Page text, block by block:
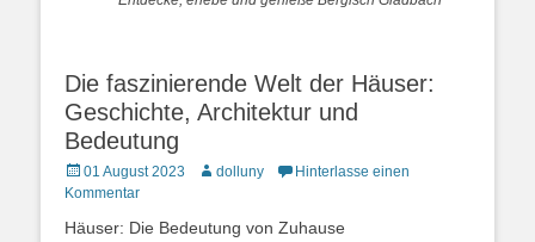
Die faszinierende Welt der Häuser:
Geschichte, Architektur und
Bedeutung
Posted
on
01 August 2023 Autordolluny
Hinterlasse einen
Kommentar
Häuser: Die Bedeutung von Zuhause